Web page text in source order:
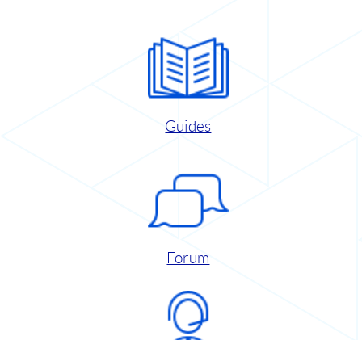
Guides
Forum